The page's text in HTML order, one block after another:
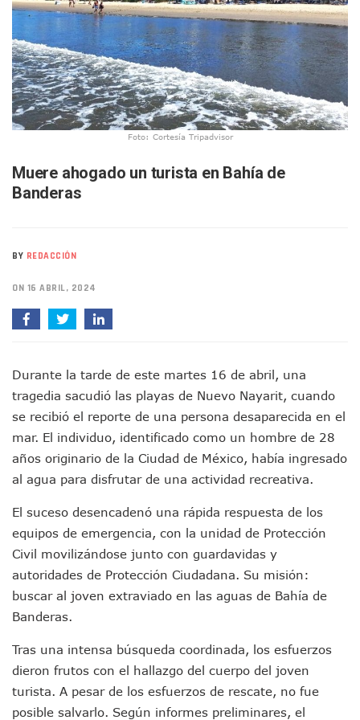
Bruno Blancas Lleva El Mensaje De La Cuarta
Liberan 180 Crías De Iguana Verde En El Estero El Salado
Puerto Vallarta Participa En Los PriceAgencies Awards
Ofrecerán Asesoría Jurídica Gratuita En Puerto Vallarta
Juan Solís E Iris Torres Buscan Integrar La Planilla Del PAN
Realizan Operativo Preventivo En Seis Colonias Del
Arquitecto Luis Munguía Reconoce La Labor Del Personal
Semana Lluviosa Para Puerto Vallarta Con Tormentas Y
Voces Del Orgullo Distingue A Referentes De La
Buques Mexicanos Parten A Venezuela Con 718
IMSS Invierte 12.6 MDP En Remodelar Urgencias Del
En Abril 2027 Terminarán El Centro Regional De Autismo
Puerto Vallarta Fortalece Su Promoción En California Con
Accidente En Un RZR, Principal Hipótesis Por La Muerte
Este Viernes, Lemus Inaugurará El Sistema De
Nidos De Lluvia Busca Beneficiar A 100 Familias De
Morena Cierra Filas Por La Defensa Del Agua De Calidad
Regresa A Puerto Vallarta La Premiación Nacional De La
Ra Aguilar Acompaña A Cientos De Familias En Las
Oleaje Y Riesgo Por Cocodrilos Mantienen Restricciones
“Kato” Supera El Abandono Y Comienza Una Nueva Vida
Poderoso Terremoto Destruye Edificios Y Puentes En
Colectivos Piden A Lemus Más Ministerios Públicos Para
Avenida Federación En Puerto Vallarta Registra 80% De
Caída De “El Mencho” Elevó Percepción De Inseguridad
Mercado Vallarta Incluye Reúne A Emprendedores
Foto: Cortesía Tripadvisor
Muere ahogado un turista en Bahía de
Banderas
BY REDACCIÓN
ON 16 ABRIL, 2024
Durante la tarde de este martes 16 de abril, una
tragedia sacudió las playas de Nuevo Nayarit, cuando
se recibió el reporte de una persona desaparecida en el
mar. El individuo, identificado como un hombre de 28
años originario de la Ciudad de México, había ingresado
al agua para disfrutar de una actividad recreativa.
El suceso desencadenó una rápida respuesta de los
equipos de emergencia, con la unidad de Protección
Civil movilizándose junto con guardavidas y
autoridades de Protección Ciudadana. Su misión:
buscar al joven extraviado en las aguas de Bahía de
Banderas.
Tras una intensa búsqueda coordinada, los esfuerzos
dieron frutos con el hallazgo del cuerpo del joven
turista. A pesar de los esfuerzos de rescate, no fue
posible salvarlo. Según informes preliminares, el